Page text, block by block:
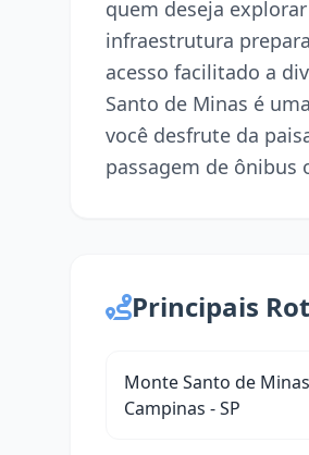
quem deseja
infraestrutura
acesso facilitado a
Santo de Minas é
você desfrute da
passagem de ônibus
Principais
Monte Santo de
Campinas - SP